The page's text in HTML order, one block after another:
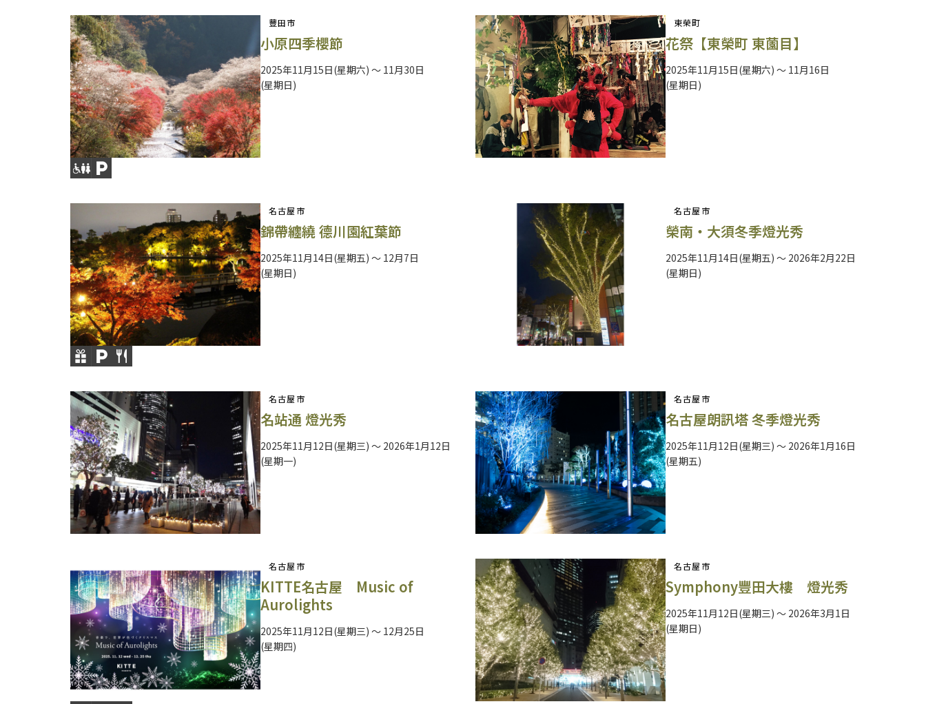
豐田市
小原四季櫻節
2025年11月15日(星期六) ～ 11月30日
(星期日)
東榮町
花祭【東榮町 東薗目】
2025年11月15日(星期六) ～ 11月16日
(星期日)
名古屋市
錦帶纏繞 德川園紅葉節
2025年11月14日(星期五) ～ 12月7日
(星期日)
名古屋市
榮南・大須冬季燈光秀
2025年11月14日(星期五) ～ 2026年2月22日
(星期日)
名古屋市
名站通 燈光秀
2025年11月12日(星期三) ～ 2026年1月12日
(星期一)
名古屋市
名古屋朗訊塔 冬季燈光秀
2025年11月12日(星期三) ～ 2026年1月16日
(星期五)
名古屋市
KITTE名古屋 Music of
Aurolights
2025年11月12日(星期三) ～ 12月25日
(星期四)
名古屋市
Symphony豐田大樓 燈光秀
2025年11月12日(星期三) ～ 2026年3月1日
(星期日)